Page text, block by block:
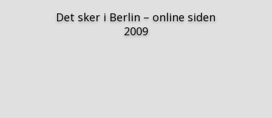
Det sker i Berlin – online siden
2009